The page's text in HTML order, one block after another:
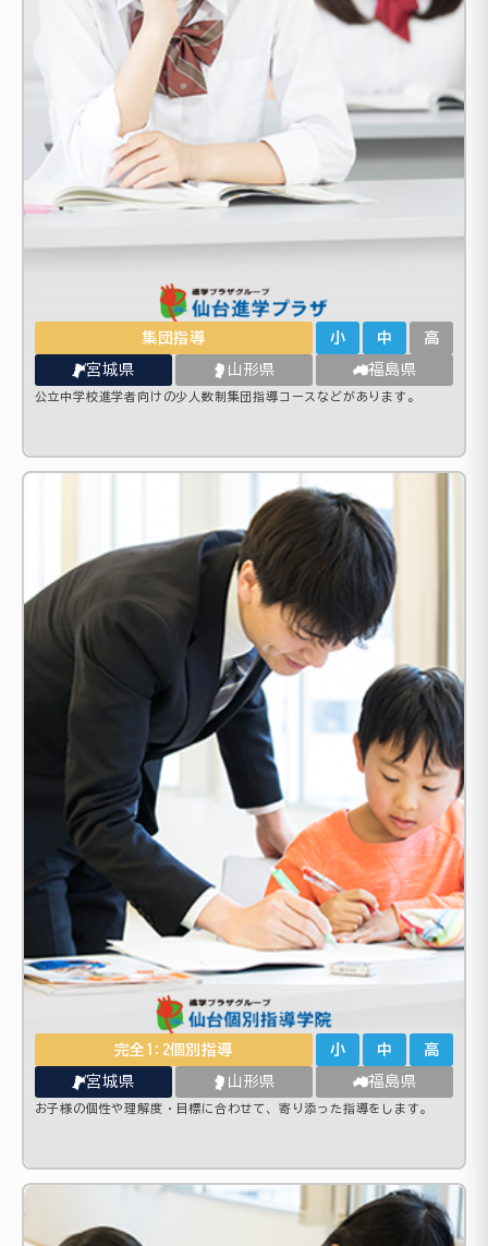
集団指導 小 中 高
宮城県 山形県 福島県
公立中学校進学者向けの少人数制集団指導コースなどがあります。
完全1:2個別指導 小 中 高
宮城県 山形県 福島県
お子様の個性や理解度・目標に合わせて、寄り添った指導をします。